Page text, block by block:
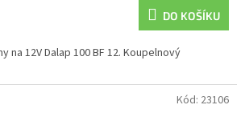
DO KOŠÍKU
na 12V Dalap 100 BF 12. Koupelnový
Kód: 23106